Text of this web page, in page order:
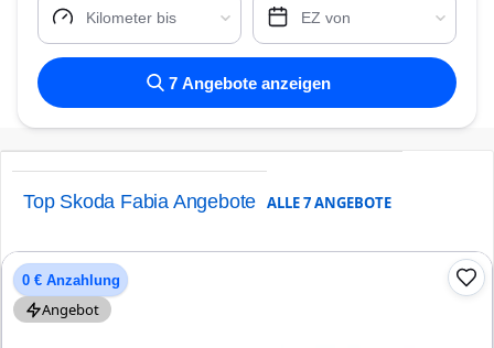
Kilometer bis EZ von
7 Angebote anzeigen
Top Skoda Fabia Angebote ALLE7ANGEBOTE
0 € Anzahlung
Angebot